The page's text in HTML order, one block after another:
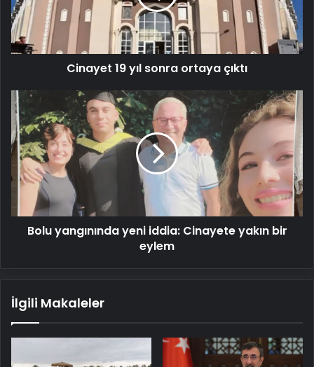
çıktı
Cinayet 19 yıl sonra ortaya çıktı
Bolu
yangınında
yeni
iddia:
Cinayete
yakın
bir
eylem
Bolu yangınında yeni iddia: Cinayete yakın bir
eylem
İlgili Makaleler